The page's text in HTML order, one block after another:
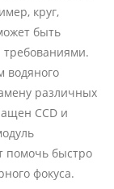
круг,
быть
требованиями.
водяного
различных
CCD и
помочь быстро
фокуса.